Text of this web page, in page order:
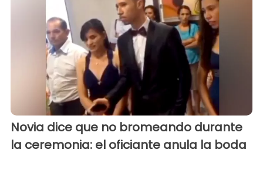
Novia dice que no bromeando durante
la ceremonia: el oficiante anula la boda